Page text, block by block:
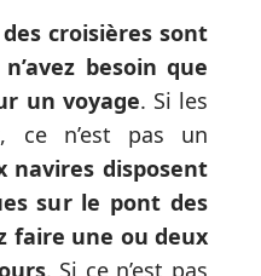
croisières sont
besoin que
un voyage. Si les
ce n’est pas un
navires disposent
sur le pont des
faire une ou deux
. Si ce n’est pas